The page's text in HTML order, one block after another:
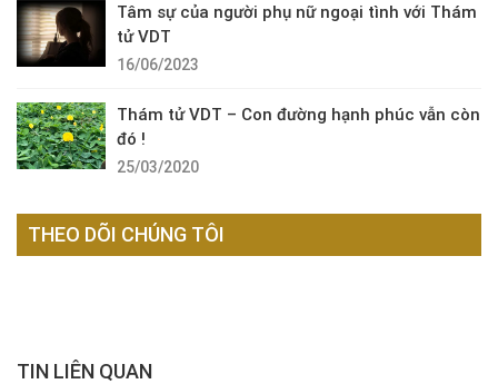
Tâm sự của người phụ nữ ngoại tình với Thám
tử VDT
16/06/2023
Thám tử VDT – Con đường hạnh phúc vẫn còn
đó !
25/03/2020
THEO DÕI CHÚNG TÔI
TIN LIÊN QUAN